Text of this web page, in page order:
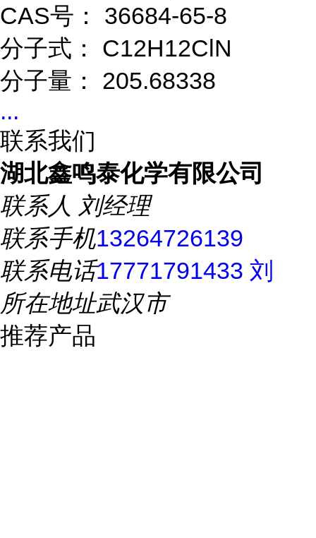
CAS号： 36684-65-8
分子式： C12H12ClN
分子量： 205.68338
...
联系我们
湖北鑫鸣泰化学有限公司
联系人 刘经理
联系手机13264726139
联系电话17771791433 刘
所在地址武汉市
推荐产品